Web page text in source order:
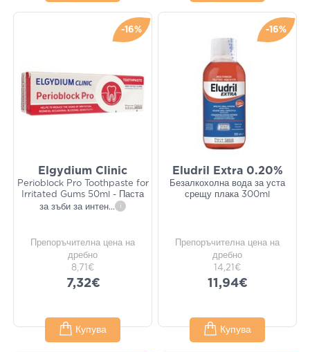
-16%
Elgydium Clinic
Perioblock Pro Toothpaste for
Irritated Gums 50ml - Паста
за зъби за интен... i
Препоръчителна цена на
дребно
8,71€
7,32€
Купува
-16%
Eludril Extra 0.20%
Безалкохолна вода за уста
срещу плака 300ml
Препоръчителна цена на
дребно
14,21€
11,94€
Купува